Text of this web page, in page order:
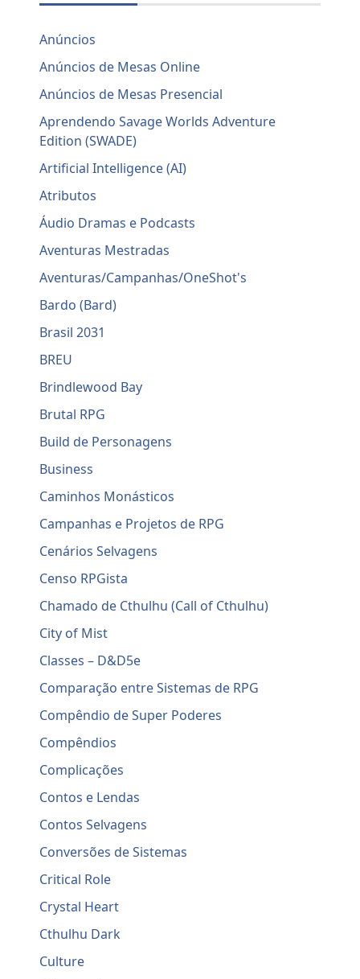
Anúncios
Anúncios de Mesas Online
Anúncios de Mesas Presencial
Aprendendo Savage Worlds Adventure
Edition (SWADE)
Artificial Intelligence (AI)
Atributos
Áudio Dramas e Podcasts
Aventuras Mestradas
Aventuras/Campanhas/OneShot's
Bardo (Bard)
Brasil 2031
BREU
Brindlewood Bay
Brutal RPG
Build de Personagens
Business
Caminhos Monásticos
Campanhas e Projetos de RPG
Cenários Selvagens
Censo RPGista
Chamado de Cthulhu (Call of Cthulhu)
City of Mist
Classes – D&D5e
Comparação entre Sistemas de RPG
Compêndio de Super Poderes
Compêndios
Complicações
Contos e Lendas
Contos Selvagens
Conversões de Sistemas
Critical Role
Crystal Heart
Cthulhu Dark
Culture